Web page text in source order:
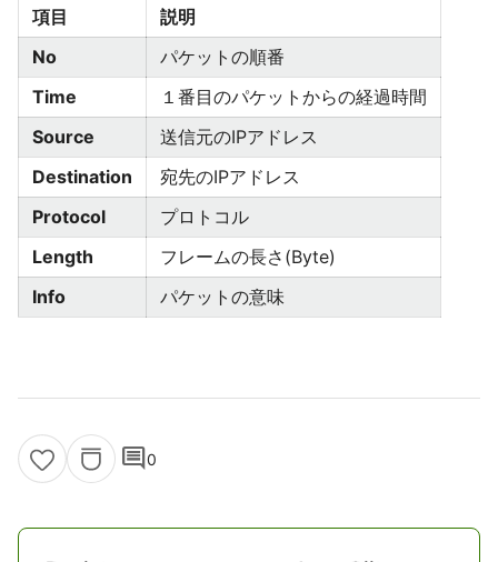
項目
説明
No
パケットの順番
Time
１番目のパケットからの経過時間
Source
送信元のIPアドレス
Destination
宛先のIPアドレス
Protocol
プロトコル
Length
フレームの長さ(Byte)
Info
パケットの意味
comment0